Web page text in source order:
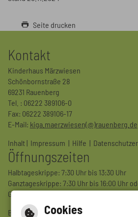
Seite drucken
Kontakt
Kinderhaus Märzwiesen
Schönbornstraße 28
69231 Rauenberg
Tel. : 06222 389106-0
Fax: 06222 389106-17
E-Mail: kiga.maerzwiesen(@)rauenberg.de
Inhalt| Impressum | Hilfe |
Öffnungszeiten
Halbtageskrippe: 7:30 Uhr bis 13:30 Uhr
Ganztageskrippe: 7:30 Uhr bis 16:00 Uhr
Ganztageskindergarten: 7:30 Uhr bis 16:00
Barrierefreie Ansicht
Cookies